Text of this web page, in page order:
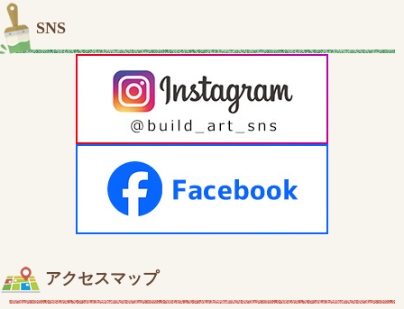
SNS
アクセスマップ